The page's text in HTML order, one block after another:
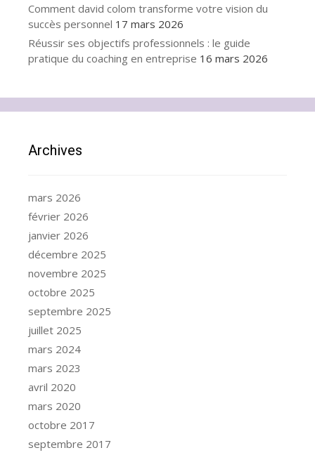
Comment david colom transforme votre vision du
succès personnel 17 mars 2026
Réussir ses objectifs professionnels : le guide
pratique du coaching en entreprise 16 mars 2026
Archives
mars 2026
février 2026
janvier 2026
décembre 2025
novembre 2025
octobre 2025
septembre 2025
juillet 2025
mars 2024
mars 2023
avril 2020
mars 2020
octobre 2017
septembre 2017